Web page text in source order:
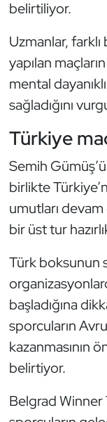
belirtiliyor.
Uzmanlar,
yapılan
mental
sağladığını
Türkiye
Semih
birlikte
umutları
bir üst tur
Türk boksunun
başladığına
sporcuların
kazanmasının
belirtiyor.
Belgrad Winner
Tekvando
Tenis
Triatlon
Voleybol
Vücut
Yelken
Yüzme